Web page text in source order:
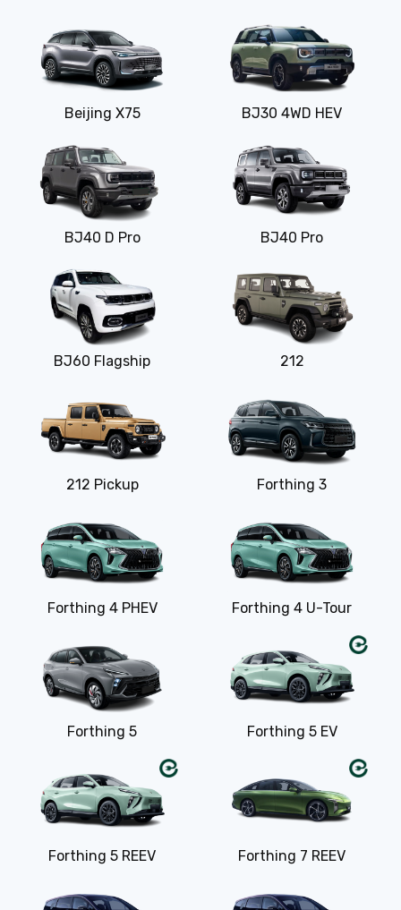
Beijing X75 BJ30 4WD HEV
BJ40 D Pro BJ40 Pro
BJ60 Flagship 212
212 Pickup Forthing 3
Forthing 4 PHEV Forthing 4 U-Tour
Forthing 5 Forthing 5 EV
Forthing 5 REEV Forthing 7 REEV